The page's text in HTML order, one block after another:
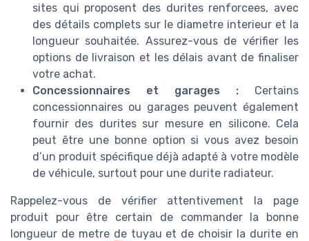
sites qui proposent des durites renforcees, avec
des détails complets sur le diametre interieur et la
longueur souhaitée. Assurez-vous de vérifier les
options de livraison et les délais avant de finaliser
votre achat.
Concessionnaires et garages : Certains
concessionnaires ou garages peuvent également
fournir des durites sur mesure en silicone. Cela
peut être une bonne option si vous avez besoin
d’un produit spécifique déjà adapté à votre modèle
de véhicule, surtout pour une durite radiateur.
Rappelez-vous de vérifier attentivement la page
produit pour être certain de commander la bonne
longueur de metre de tuyau et de choisir la durite en